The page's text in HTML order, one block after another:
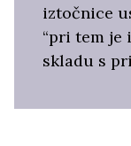
iztočnice
“pri tem je
skladu s